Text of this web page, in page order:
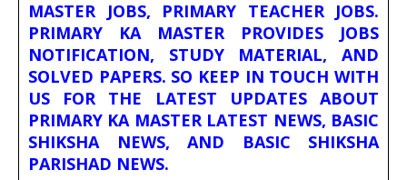
MASTER JOBS, PRIMARY TEACHER JOBS.
PRIMARY KA MASTER PROVIDES JOBS
NOTIFICATION, STUDY MATERIAL, AND
SOLVED PAPERS. SO KEEP IN TOUCH WITH
US FOR THE LATEST UPDATES ABOUT
PRIMARY KA MASTER LATEST NEWS, BASIC
SHIKSHA NEWS, AND BASIC SHIKSHA
PARISHAD NEWS.